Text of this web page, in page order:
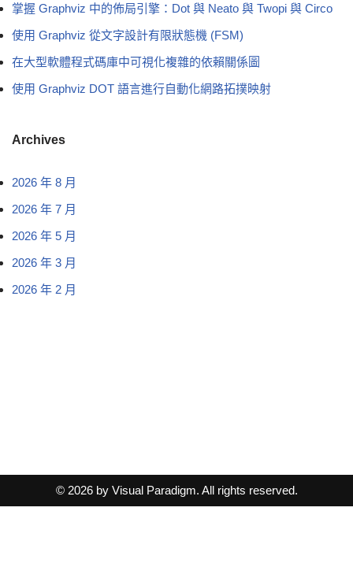
掌握 Graphviz 中的佈局引擎：Dot 與 Neato 與 Twopi 與 Circo
使用 Graphviz 從文字設計有限狀態機 (FSM)
在大型軟體程式碼庫中可視化複雜的依賴關係圖
使用 Graphviz DOT 語言進行自動化網路拓撲映射
Archives
2026 年 8 月
2026 年 7 月
2026 年 5 月
2026 年 3 月
2026 年 2 月
© 2026 by Visual Paradigm. All rights reserved.